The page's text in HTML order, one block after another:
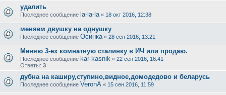
удалить
Последнее сообщение la-la-la « 18 окт 2016, 12:38
меняем двушку на однушку
Последнее сообщение Осинка « 28 сен 2016, 13:21
Меняю 3-ех комнатную сталинку в ИЧ или продаю.
Последнее сообщение kar-kasnik « 22 сен 2016, 16:41
Ответы: 3
дубна на каширу,ступино,видное,домодедово и беларусь
Последнее сообщение VeronA « 15 сен 2016, 11:59